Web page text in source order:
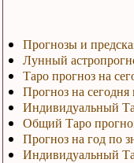
Прогнозы и
Лунный
Таро прогноз на
Прогноз на сегодня
Индивидуальный
Общий Таро
Прогноз на год по
Индивидуальный